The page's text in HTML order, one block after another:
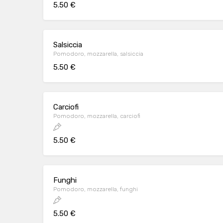
5.50 €
Salsiccia
Pomodoro, mozzarella, salsiccia
5.50 €
Carciofi
Pomodoro, mozzarella, carciofi
5.50 €
Funghi
Pomodoro, mozzarella, funghi
5.50 €